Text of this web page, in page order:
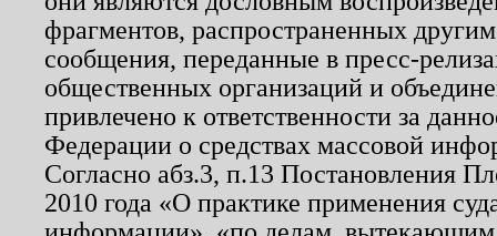
фрагментов, распространенных
сообщения, переданные в пресс-
общественных организаций и
привлечено к ответственности за
Федерации о средствах массовой
Согласно абз.3, п.13 Постановления
2010 года «О практике применения